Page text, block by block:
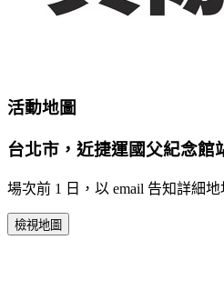
活動地圖
台北市，近捷運國父紀念館
場次前 1 日，以 email 告知詳細地
檢視地圖